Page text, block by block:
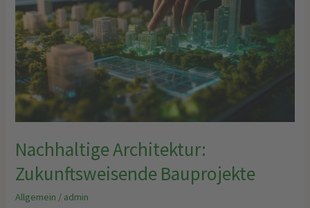
Nachhaltige Architektur:
Zukunftsweisende Bauprojekte
Allgemein / admin
Zukunftsweisende
Bauprojekte